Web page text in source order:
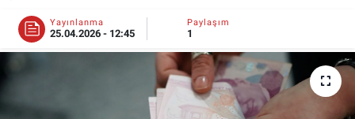
Yayınlanma
25.04.2026 - 12:45
Paylaşım
1
YEMEK
ESKİŞEHİR NÖBETÇİ ECZANELER
Eskişehir Haber İçerikleri
Haber Arşivi